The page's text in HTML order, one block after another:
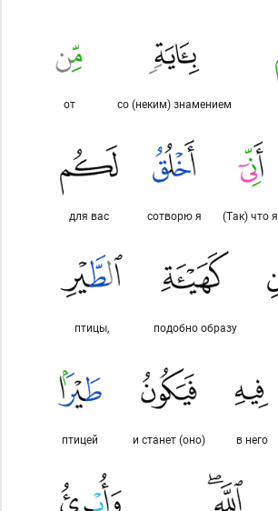
со (неким) знамением
от
(Так) что я
сотворю я
для вас
подобно образу
птицы,
в него
и станет (оно)
птицей